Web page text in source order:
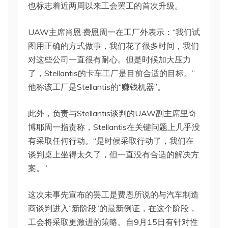
也标志着近两周以来工会罢工的首次升级。
UAW主席肖恩·费恩周一在工厂外表示：“我们试
图用正确的方式做事，我们花了很多时间，我们
对这些公司一直很有耐心。但是时候加大压力
了，Stellantis的卡车工厂是目前合适的目标。”
他称该工厂是Stellantis的“赚钱机器”。
此外，负责与Stellantis谈判的UAW副主席里奇·
博耶周一指责称，Stellantis在关键问题上几乎没
有采取任何行动。“是时候采取行动了，我们在
谈判桌上坐得太久了，但一直没有合适的解决方
案。”
这次未事先宣布的罢工是费恩所说的与汽车制造
商谈判进入“新阶段”的最新例证，在这个阶段，
工会将采取更激进的策略。自9月15日有针对性